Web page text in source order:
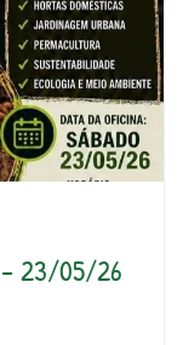
– 23/05/26